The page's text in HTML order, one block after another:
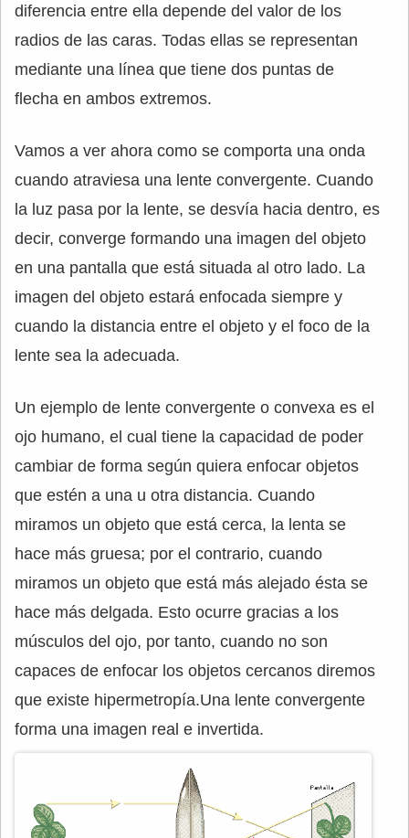
diferencia entre ella depende del valor de los
radios de las caras. Todas ellas se representan
mediante una línea que tiene dos puntas de
flecha en ambos extremos.
Vamos a ver ahora como se comporta una onda
cuando atraviesa una lente convergente. Cuando
la luz pasa por la lente, se desvía hacia dentro, es
decir, converge formando una imagen del objeto
en una pantalla que está situada al otro lado. La
imagen del objeto estará enfocada siempre y
cuando la distancia entre el objeto y el foco de la
lente sea la adecuada.
Un ejemplo de lente convergente o convexa es el
ojo humano, el cual tiene la capacidad de poder
cambiar de forma según quiera enfocar objetos
que estén a una u otra distancia. Cuando
miramos un objeto que está cerca, la lenta se
hace más gruesa; por el contrario, cuando
miramos un objeto que está más alejado ésta se
hace más delgada. Esto ocurre gracias a los
músculos del ojo, por tanto, cuando no son
capaces de enfocar los objetos cercanos diremos
que existe hipermetropía.Una lente convergente
forma una imagen real e invertida.